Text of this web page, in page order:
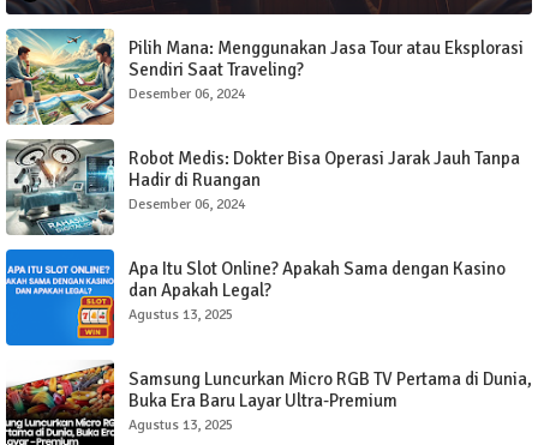
Pilih Mana: Menggunakan Jasa Tour atau Eksplorasi
Sendiri Saat Traveling?
Desember 06, 2024
Robot Medis: Dokter Bisa Operasi Jarak Jauh Tanpa
Hadir di Ruangan
Desember 06, 2024
Apa Itu Slot Online? Apakah Sama dengan Kasino
dan Apakah Legal?
Agustus 13, 2025
Samsung Luncurkan Micro RGB TV Pertama di Dunia,
Buka Era Baru Layar Ultra-Premium
Agustus 13, 2025